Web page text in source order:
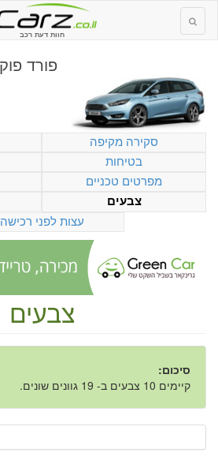
חוות דעת רכב
סקירה מקיפה
בטיחות
מפרטים טכניים
צבעים
עצות לפני רכישה
צבעים
סיכום:
קיימים 10 צבעים ב- 19 גוונים שונים.